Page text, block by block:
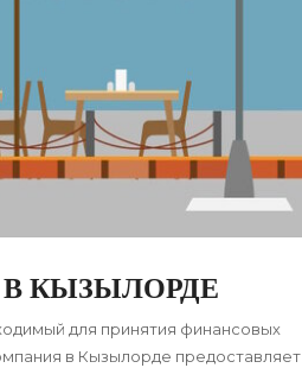
КЫЗЫЛОРДЕ
для принятия финансовых
в Кызылорде предоставляет